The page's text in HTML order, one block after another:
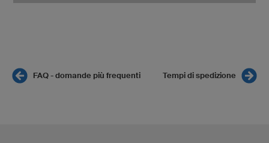
FAQ - domande più frequenti Tempi di spedizione